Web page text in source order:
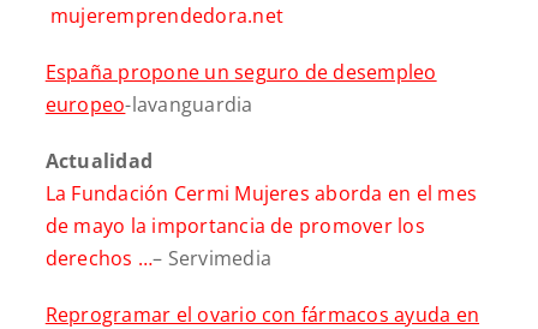
mujeremprendedora.net
España propone un seguro de desempleo
europeo-lavanguardia
Actualidad
La Fundación Cermi Mujeres aborda en el mes
de mayo la importancia de promover los
derechos …– Servimedia
Reprogramar el ovario con fármacos ayuda en